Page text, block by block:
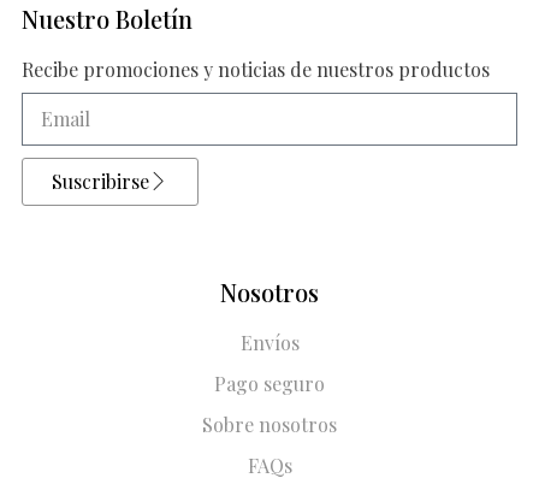
Nuestro Boletín
Recibe promociones y noticias de nuestros productos
Suscribirse
Nosotros
Envíos
Pago seguro
Sobre nosotros
FAQs